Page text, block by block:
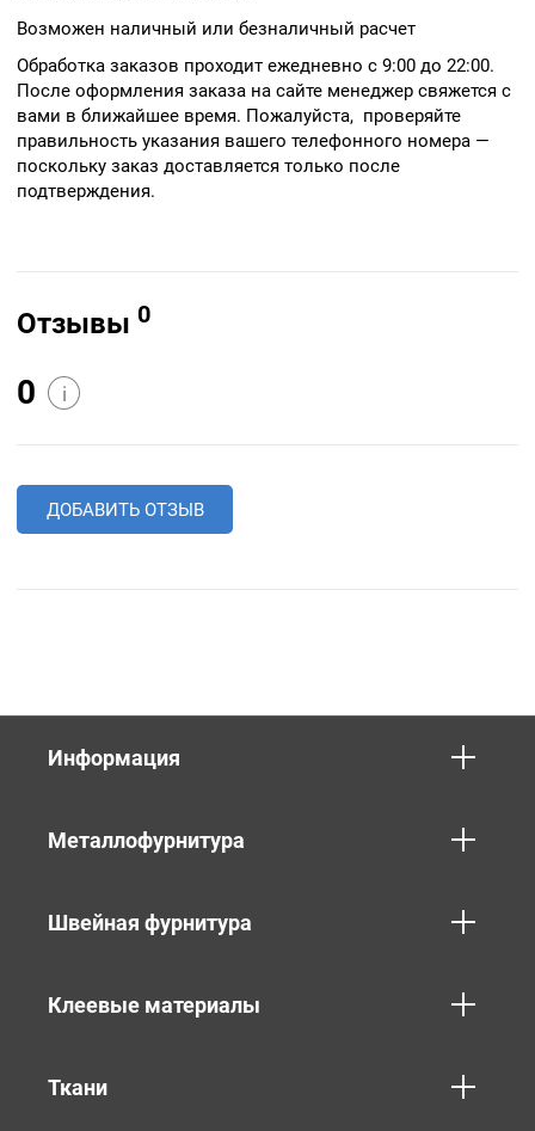
Возможен наличный или безналичный расчет
Обработка заказов проходит ежедневно с 9:00 до 22:00.
После оформления заказа на сайте менеджер свяжется с
вами в ближайшее время. Пожалуйста, проверяйте
правильность указания вашего телефонного номера —
поскольку заказ доставляется только после
подтверждения.
Отзывы 0
0 i
ДОБАВИТЬ ОТЗЫВ
Информация
Металлофурнитура
Швейная фурнитура
Клеевые материалы
Ткани